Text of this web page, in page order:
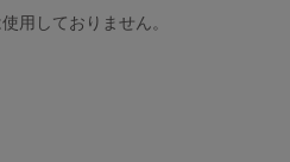
用しておりません。